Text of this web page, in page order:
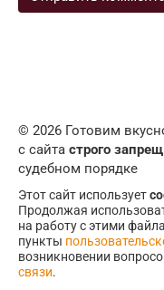
© 2026 Готовим
с сайта строго
судебном порядке
Этот сайт использует
Продолжая
на работу с этими
пункты
возникновении
связи.